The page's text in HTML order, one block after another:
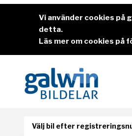
Vi använder cookies på
detta.
Läs mer om cookies på
Välj bil efter